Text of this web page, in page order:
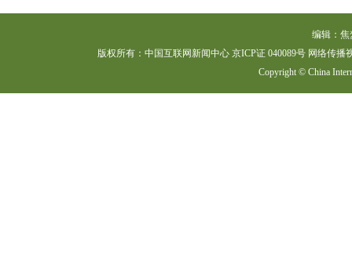
编辑：焦
版权所有：中国互联网新闻中心 京ICP证 040089号 网络传播
Copyright © China